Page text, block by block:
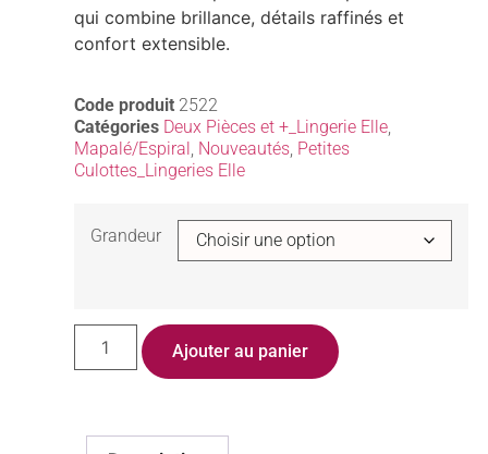
qui combine brillance, détails raffinés et
confort extensible.
Code produit 2522
Catégories Deux Pièces et +_Lingerie Elle,
Mapalé/Espiral Nouveautés, Petites
Culottes_Lingeries Elle
Grandeur
Ajouter au panier